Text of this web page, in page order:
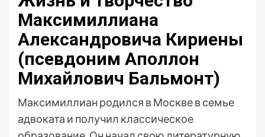
Максимиллиана
Александровича Кириены
(псевдоним Аполлон
Михайлович Бальмонт)
Максимиллиан родился в Москве в семье
адвоката и получил классическое